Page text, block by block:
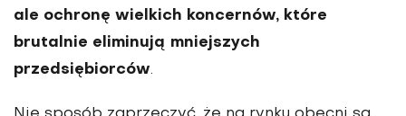
ale ochronę wielkich koncernów, które
brutalnie eliminują mniejszych
przedsiębiorców.